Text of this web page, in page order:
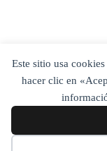
Este sitio usa
hacer clic en